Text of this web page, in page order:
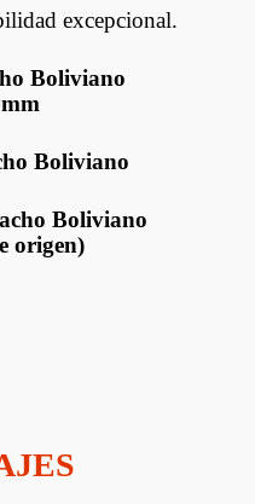
excepcional.
Boliviano
Boliviano
Boliviano
origen)